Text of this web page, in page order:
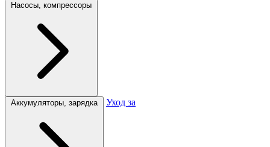
Насосы, компрессоры
Аккумуляторы, зарядка Уход за